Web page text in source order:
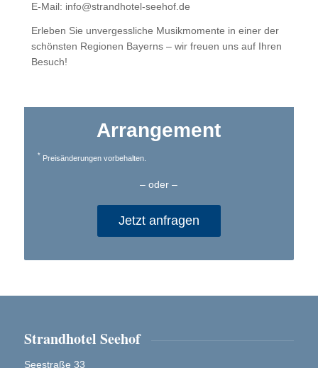
E-Mail: info@strandhotel-seehof.de
Erleben Sie unvergessliche Musikmomente in einer der
schönsten Regionen Bayerns – wir freuen uns auf Ihren
Besuch!
Arrangement
* Preisänderungen vorbehalten.
– oder –
Jetzt anfragen
Strandhotel Seehof
Seestraße 33